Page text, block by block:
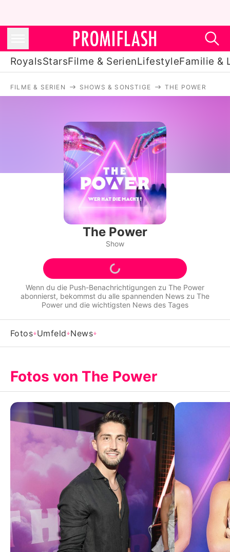
RoyalsStarsFilme & SerienLifestyleFamilie &
Filme & Serien
Lifestyle
Familie & Liebe
Promiflash Exklusiv
Alle Themen auf Promiflash
Jobs
App runterladen
Team
Impressum
Datenschutzerklärung
Nutzungsbedingungen
Utiq verwalten
FILME & SERIEN SHOWS & SONSTIGE THE POWER
The Power
Show
Wenn du die Push-Benachrichtigungen zu The Power
abonnierst, bekommst du alle spannenden News zu The
Power und die wichtigsten News des Tages
Fotos Umfeld News
Fotos von The Power